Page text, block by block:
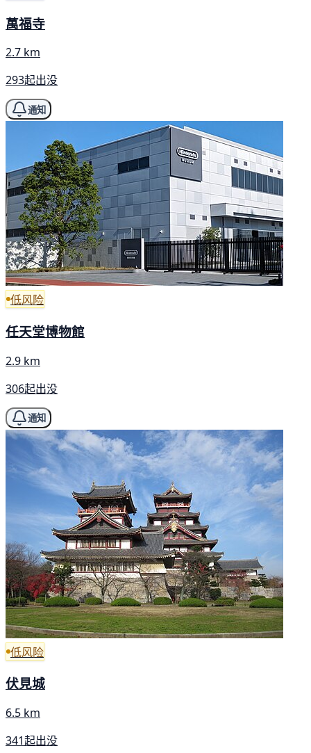
萬福寺
2.7 km
293起出没
通知
低风险
任天堂博物館
2.9 km
306起出没
通知
低风险
伏見城
6.5 km
341起出没